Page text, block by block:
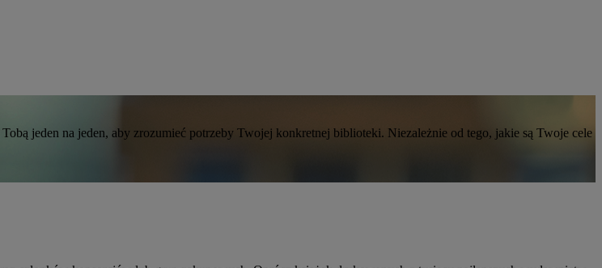
jeden na jeden, aby zrozumieć potrzeby Twojej konkretnej biblioteki. Niezależnie od tego, jakie są Twoje cele